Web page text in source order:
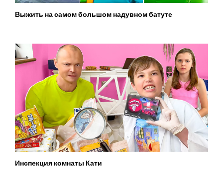
Выжить на самом большом надувном батуте
Инспекция комнаты Кати